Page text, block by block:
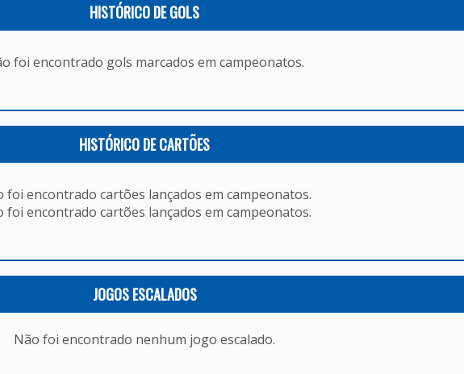
HISTÓRICO DE GOLS
foi encontrado gols marcados em campeonatos.
HISTÓRICO DE CARTÕES
foi encontrado cartões lançados em campeonatos.
foi encontrado cartões lançados em campeonatos.
JOGOS ESCALADOS
Não foi encontrado nenhum jogo escalado.